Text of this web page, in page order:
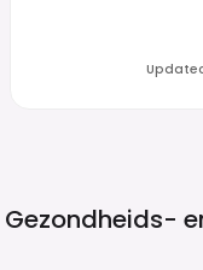
Gezondheids-